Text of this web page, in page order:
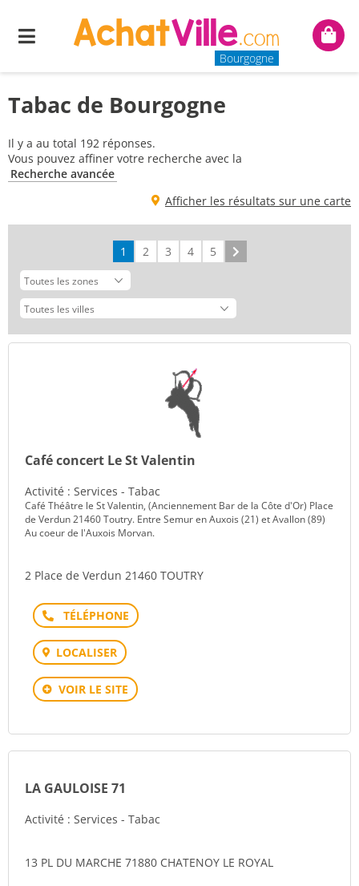
Menu
Bourgogne
Mon
Tabac de Bourgogne
Il y a au total 192 réponses.
Vous pouvez affiner votre recherche avec la
Recherche avancée
Afficher les résultats sur une carte
1 2 3 4 5
Café concert Le St Valentin
Activité : Services - Tabac
Café Théâtre le St Valentin, (Anciennement Bar de la Côte d'Or) Place
de Verdun 21460 Toutry. Entre Semur en Auxois (21) et Avallon (89)
Au coeur de l'Auxois Morvan.
2 Place de Verdun 21460 TOUTRY
Téléphone
LOCALISER
VOIR LE SITE
LA GAULOISE 71
Activité : Services - Tabac
13 PL DU MARCHE 71880 CHATENOY LE ROYAL